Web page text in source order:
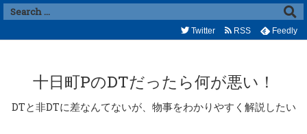
十日町PのDTだったら何が悪い！
DTと非DTに差なんてないが、物事をわかりやすく解説したい
Twitter RSS Feedly